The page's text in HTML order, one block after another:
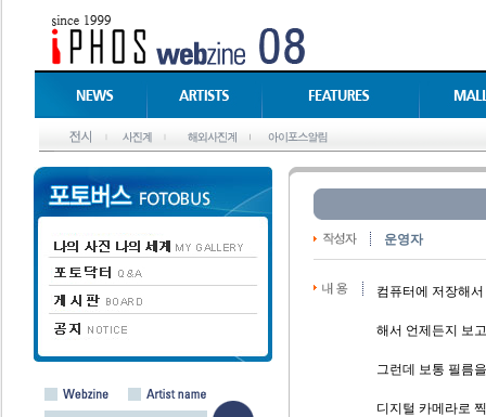
운영자
컴퓨터에 저장해
해서 언제든지 보
그런데 보통 필름
디지털 카메라로